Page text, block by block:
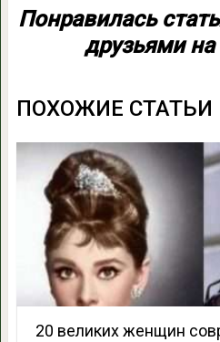
Понравилась
друзьями
ПОХОЖИЕ СТАТЬИ
20 великих женщин